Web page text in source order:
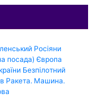
Росіяни
посада) Європа
Безпілотний
Ракета. Машина.